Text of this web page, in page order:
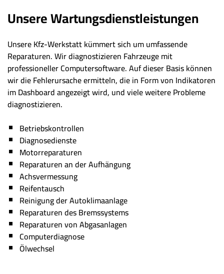
Unsere Wartungsdienstleistungen
Unsere Kfz-Werkstatt kümmert sich um umfassende
Reparaturen. Wir diagnostizieren Fahrzeuge mit
professioneller Computersoftware. Auf dieser Basis können
wir die Fehlerursache ermitteln, die in Form von Indikatoren
im Dashboard angezeigt wird, und viele weitere Probleme
diagnostizieren.
Betriebskontrollen
Diagnosedienste
Motorreparaturen
Reparaturen an der Aufhängung
Achsvermessung
Reifentausch
Reinigung der Autoklimaanlage
Reparaturen des Bremssystems
Reparaturen von Abgasanlagen
Computerdiagnose
Ölwechsel